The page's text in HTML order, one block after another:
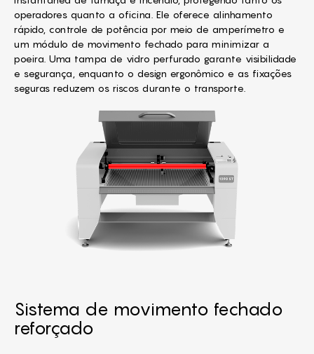
operadores quanto a oficina. Ele oferece alinhamento
rápido, controle de potência por meio de amperímetro e
um módulo de movimento fechado para minimizar a
poeira. Uma tampa de vidro perfurado garante visibilidade
e segurança, enquanto o design ergonômico e as fixações
seguras reduzem os riscos durante o transporte.
Sistema de movimento fechado
reforçado